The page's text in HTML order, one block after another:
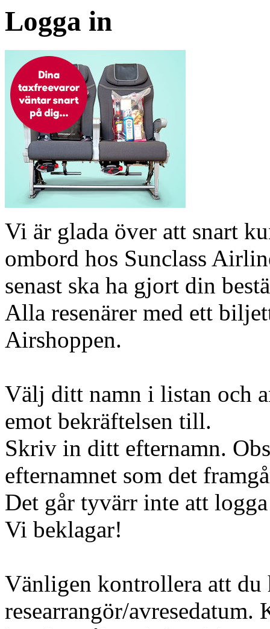
Logga in
Vi är glada över att snart
ombord hos Sunclass
senast ska ha gjort din
Alla resenärer med ett
Airshoppen.
Välj ditt namn i listan och
emot bekräftelsen till.
Skriv in ditt efternamn.
efternamnet som det
Det går tyvärr inte att
Vi beklagar!
Vänligen kontrollera att du
researrangör/